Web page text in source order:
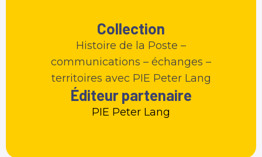
Collection
Histoire de la Poste –
communications – échanges –
territoires avec PIE Peter Lang
Éditeur partenaire
PIE Peter Lang